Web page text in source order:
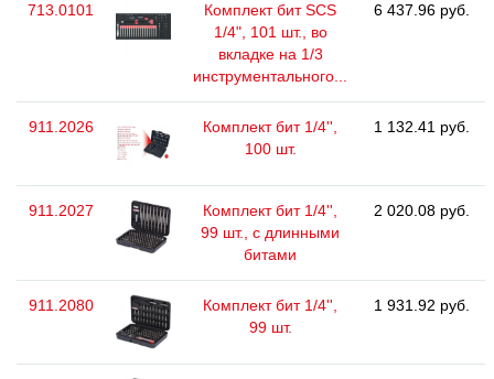
713.0101
Комплект бит SCS
1/4", 101 шт., во
вкладке на 1/3
инструментального...
6 437.96 руб.
911.2026
Комплект бит 1/4'',
100 шт.
1 132.41 руб.
911.2027
Комплект бит 1/4'',
99 шт., с длинными
битами
2 020.08 руб.
911.2080
Комплект бит 1/4'',
99 шт.
1 931.92 руб.